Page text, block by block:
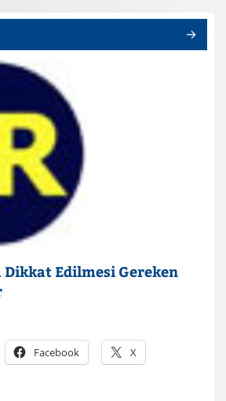
Dikkat Edilmesi Gereken
Facebook X